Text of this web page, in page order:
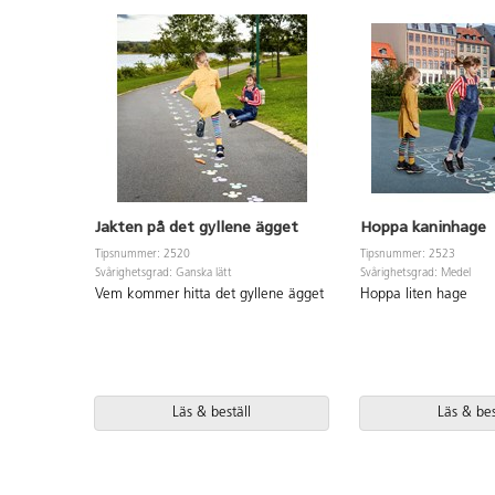
Jakten på det gyllene ägget
Tipsnummer: 2520
Svårighetsgrad: Ganska lätt
Vem kommer hitta det gyllene ägget
Läs & beställ
Hoppa kaninhage
Tipsnummer: 2523
Svårighetsgrad: Medel
Hoppa liten hage
Läs &